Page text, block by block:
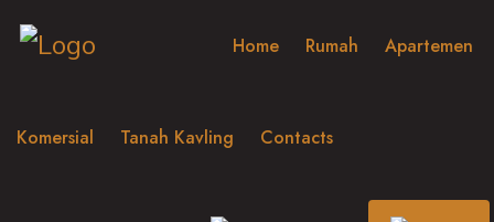
Home Rumah Apartemen
Komersial Tanah Kavling Contacts